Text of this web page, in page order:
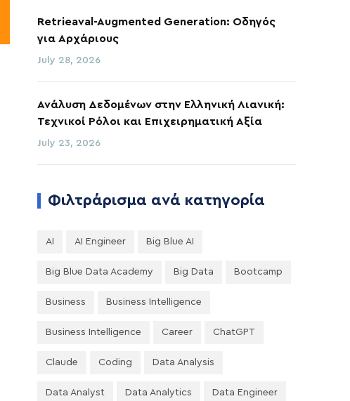
Retrieaval-Augmented Generation: Οδηγός
για Αρχάριους
July 28, 2026
Ανάλυση Δεδομένων στην Ελληνική Λιανική:
Τεχνικοί Ρόλοι και Επιχειρηματική Αξία
July 23, 2026
Φιλτράρισμα ανά κατηγορία
AI AI Engineer Big Blue AI
Big Blue Data Academy Big Data Bootcamp
Business Business Intelligence
Business Intelligence Career ChatGPT
Claude Coding Data Analysis
Data Analyst Data Analytics Data Engineer